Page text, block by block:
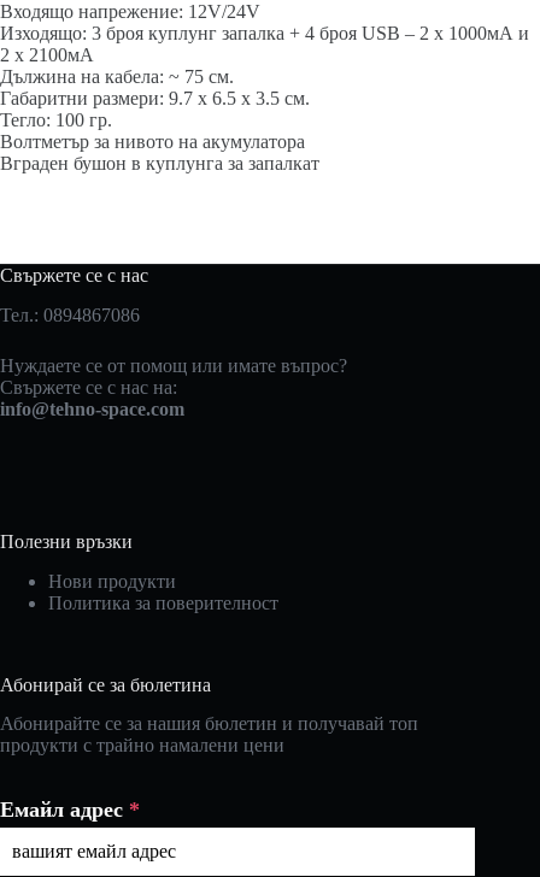
Входящо напрежение: 12V/24V
Изходящо: 3 броя куплунг запалка + 4 броя USB – 2 x 1000мА и
2 x 2100мА
Дължина на кабела: ~ 75 см.
Габаритни размери: 9.7 х 6.5 х 3.5 см.
Тегло: 100 гр.
Волтметър за нивото на акумулатора
Вграден бушон в куплунга за запалкат
Свържете се с нас
Тел.: 0894867086
Нуждаете се от помощ или имате въпрос?
Свържете се с нас на:
info@tehno-space.com
Полезни връзки
Нови продукти
Политика за поверителност
Абонирай се за бюлетина
Абонирайте се за нашия бюлетин и получавай топ
продукти с трайно намалени цени
Емайл адрес *